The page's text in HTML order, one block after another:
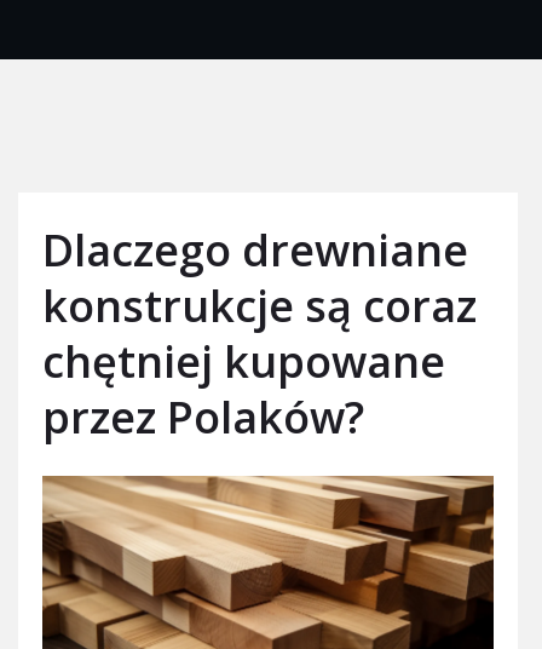
Dlaczego drewniane
konstrukcje są coraz
chętniej kupowane
przez Polaków?